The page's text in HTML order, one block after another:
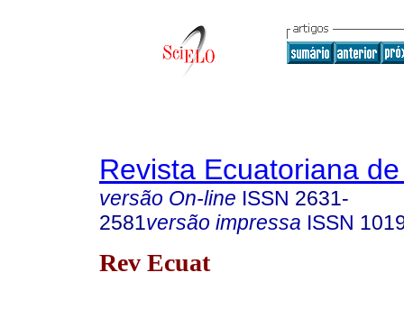
Revista Ecuatoriana
versão On-line ISSN 2631-
2581versão impressa ISSN
Rev Ecuat